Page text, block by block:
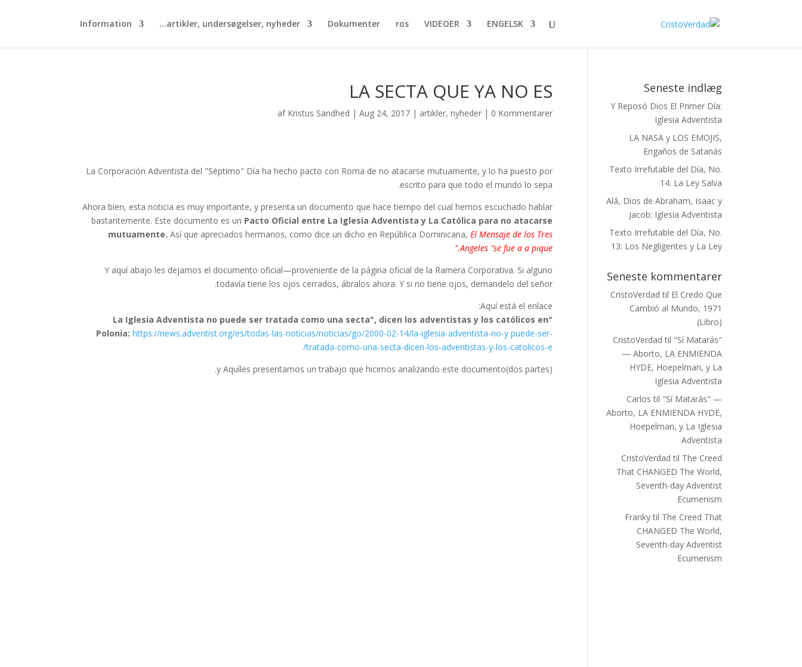
ENGELSK
VIDEOER
ros
Dokumenter
artikler, undersøgelser, nyheder...
Information
LA SECTA QUE YA NO ES
af Kristus Sandhed |Aug 24, 2017 | artikler,nyheder | 0 Kommentarer
La Corporación Adventista del "Séptimo" Día ha hecho pacto con Roma de no atacarse mutuamente, y lo ha puesto por
escrito para que todo el mundo lo sepa.
Ahora bien, esta noticia es muy importante, y presenta un documento que hace tiempo del cual hemos escuchado hablar
bastantemente. Este documento es un Pacto Oficial entre La Iglesia Adventista y La Católica para no atacarse
mutuamente. Así que apreciados hermanos, como dice un dicho en República Dominicana,El Mensaje de los Tres
Angeles "se fue a a pique."
Y aquí abajo les dejamos el documento oficial—proveniente de la página oficial de la Ramera Corporativa. Si alguno
todavía tiene los ojos cerrados, ábralos ahora. Y si no tiene ojos, demandelo del señor.
Aquí está el enlace:
"La Iglesia Adventista no puede ser tratada como una secta", dicen los adventistas y los católicos en
Polonia: https://news.adventist.org/es/todas-las-noticias/noticias/go/2000-02-14/la-iglesia-adventista-no-y puede-ser-
tratada-como-una-secta-dicen-los-adventistas-y-los-catolicos-e/
y Aquíles presentamos un trabajo que hicimos analizando este documento(dos partes).
Seneste indlæg
Y Reposó Dios El Primer Día:
Iglesia Adventista
LA NASA y LOS EMOJIS,
Engaños de Satanás
Texto Irrefutable del Día, No.
14: La Ley Salva
Alá, Dios de Abraham, Isaac y
Jacob: Iglesia Adventista
Texto Irrefutable del Día, No.
13: Los Negligentes y La Ley
Seneste kommentarer
CristoVerdad til El Credo Que
Cambió al Mundo, 1971
(Libro)
CristoVerdad til "Sí Matarás"
— Aborto, LA ENMIENDA
HYDE, Hoepelman, y La
Iglesia Adventista
Carlos til "Sí Matarás" —
Aborto, LA ENMIENDA HYDE,
Hoepelman, y La Iglesia
Adventista
CristoVerdad til The Creed
That CHANGED The World,
Seventh-day Adventist
Ecumenism
Frankytil The Creed That
CHANGED The World,
Seventh-day Adventist
Ecumenism